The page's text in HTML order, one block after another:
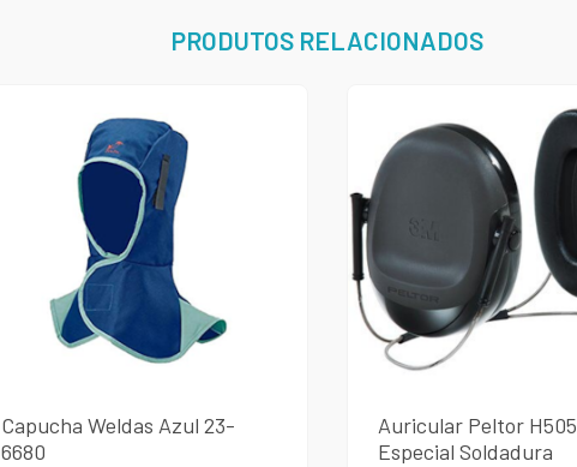
PRODUTOS RELACIONADOS
Capucha Weldas Azul 23-
6680
Auricular Peltor
Especial Soldadura